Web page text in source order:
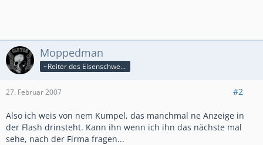
Moppedman
~Reiter des Eisenschweins~
27. Februar 2007 #2
Also ich weis von nem Kumpel, das manchmal ne Anzeige in
der Flash drinsteht. Kann ihn wenn ich ihn das nächste mal
sehe, nach der Firma fragen...